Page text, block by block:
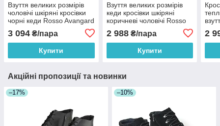
Взуття великих розмірів
чоловічі шкіряні кросівки
чорні кеди Rosso Avangard
3 094 ₴/пара
Купити
Взуття великих розмірів
кеди кросівки шкіряні
коричневі чоловічі Rosso
Avangard Konvaro Brown
Floto TR BS
2 988₴/пара
Купити
Ada
2
Акційні пропозиції та новинки
–17% –10%